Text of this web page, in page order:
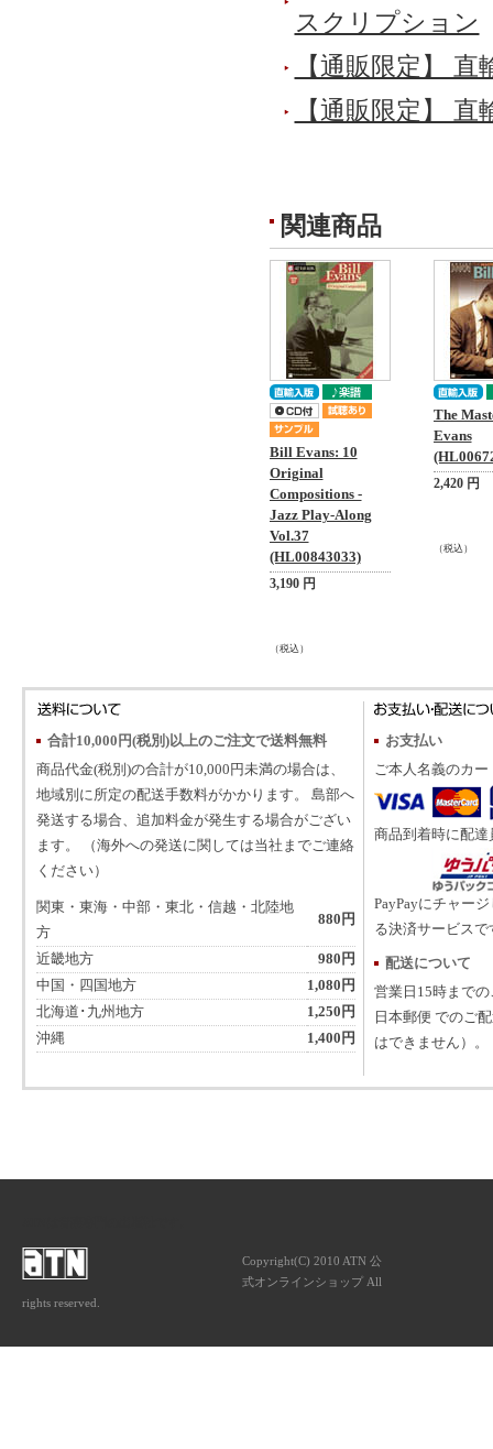
スクリプション
【通販限定】 直
【通販限定】 直
関連商品
Bill Evans: 10
Original
Compositions -
Jazz Play-Along
Vol.37
(HL00843033)
3,190 円
（税込）
The
Evans
2,420 円
（税込）
合計10,000円(税別)以上のご注文で送料無料
商品代金(税別)の合計が10,000円未満の場合は、
地域別に所定の配送手数料がかかります。 島部へ
発送する場合、追加料金が発生する場合がござい
ます。 （海外への発送に関しては当社までご連絡
ください）
関東・東海・中部・東北・信越・北陸地
方
880円
近畿地方
980円
中国・四国地方
1,080円
北海道･九州地方
1,250円
沖縄
1,400円
お支払い
ご本人名義のカ
商品到着時に配
PayPayにチャー
る決済サービスで
配送について
営業日15時まで
日本郵便 でのご
はできません）。
Copyright(C) 2010 ATN 公
式オンラインショップ All
rights reserved.